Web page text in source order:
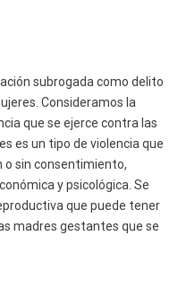
subrogada como delito
Consideramos la
que se ejerce contra las
es un tipo de violencia que
o sin consentimiento,
y psicológica. Se
que puede tener
madres gestantes que se